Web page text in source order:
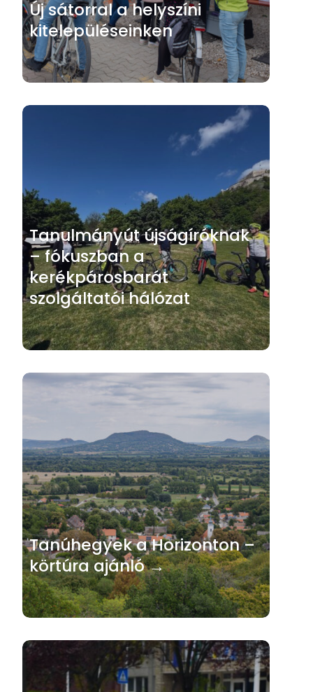
Új sátorral a helyszíni
kitelepüléseinken
Tanulmányút újságíróknak
– fókuszban a
kerékpárosbarát
szolgáltatói hálózat
Tanúhegyek a Horizonton –
körtúra ajánló →